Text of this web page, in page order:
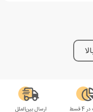
قسط ارسال بین‌الملل